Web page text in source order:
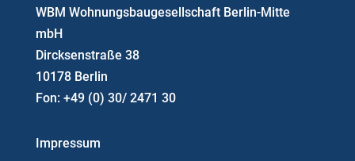
WBM Wohnungsbaugesellschaft Berlin-Mitte
mbH
Dircksenstraße 38
10178 Berlin
Fon: +49 (0) 30/ 2471 30
Impressum